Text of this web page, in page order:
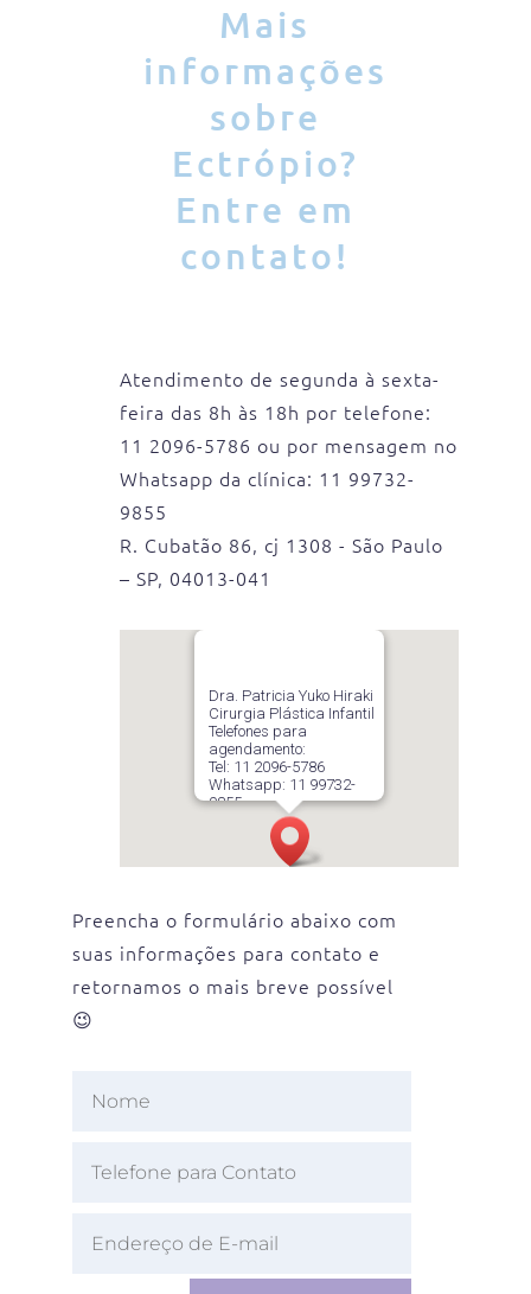
Mais
informações
sobre
Ectrópio?
Entre em
contato!
Atendimento de segunda à sexta-
feira das 8h às 18h por telefone:
11 2096-5786 ou por mensagem no
Whatsapp da clínica: 11 99732-
9855
R. Cubatão 86, cj 1308 - São Paulo
– SP, 04013-041
Dra. Patricia Yuko Hiraki
Cirurgia Plástica Infantil
Telefones para
agendamento:
Tel: 11 2096-5786
Whatsapp: 11 99732-
9855
R. Cubatão 86, cj 1308 –
13º andar – Paraíso
São Paulo – SP, 04013-
Preencha o formulário abaixo com
suas informações para contato e
retornamos o mais breve possível
😉